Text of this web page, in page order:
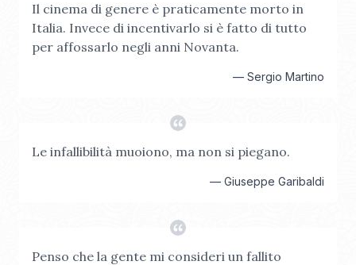
Il cinema di genere è praticamente morto in
Italia. Invece di incentivarlo si è fatto di tutto
per affossarlo negli anni Novanta.
— Sergio Martino
Le infallibilità muoiono, ma non si piegano.
— Giuseppe Garibaldi
Penso che la gente mi consideri un fallito